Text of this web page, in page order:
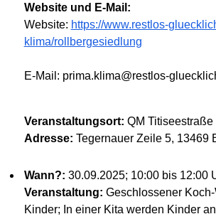
Website und E-Mail:
Website: https://www.restlos-
klima/rollbergesiedlung
E-Mail: prima.klima@restlos-
Veranstaltungsort: QM Titiseestraße
Adresse: Tegernauer Zeile 5, 13469
Wann?: 30.09.2025; 10:00 bis 12:00
Veranstaltung: Geschlossener
Kinder; In einer Kita werden Kinder